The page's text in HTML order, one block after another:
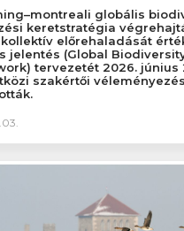
globális
keretstratégia
előrehaladását
jelentés (Global
tervezetét 2026. június
szakértői